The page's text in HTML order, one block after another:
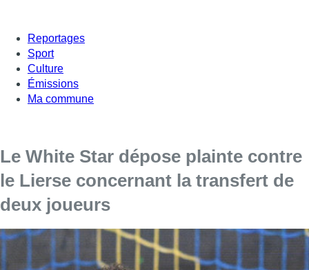
Reportages
Sport
Culture
Émissions
Ma commune
Le White Star dépose plainte contre
le Lierse concernant la transfert de
deux joueurs